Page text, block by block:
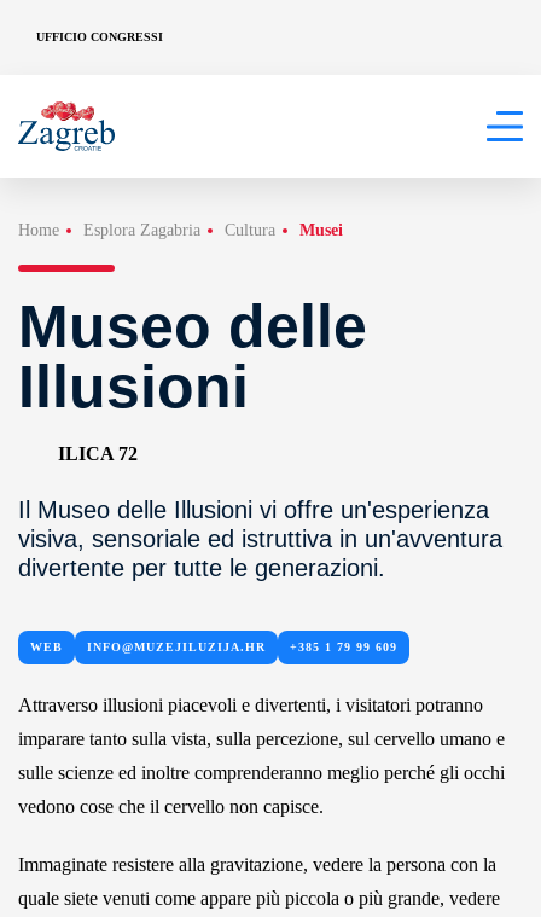
UFFICIO CONGRESSI
Home Esplora Zagabria Cultura Musei
Museo delle
Illusioni
ILICA 72
Il Museo delle Illusioni vi offre un'esperienza
visiva, sensoriale ed istruttiva in un'avventura
divertente per tutte le generazioni.
WEB INFO@MUZEJILUZIJA.HR +385 1 79 99 609
Attraverso illusioni piacevoli e divertenti, i visitatori potranno
imparare tanto sulla vista, sulla percezione, sul cervello umano e
sulle scienze ed inoltre comprenderanno meglio perché gli occhi
vedono cose che il cervello non capisce.
Immaginate resistere alla gravitazione, vedere la persona con la
quale siete venuti come appare più piccola o più grande, vedere